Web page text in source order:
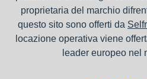
proprietaria del marchio
questo sito sono offerti da
locazione operativa viene
leader europeo nel